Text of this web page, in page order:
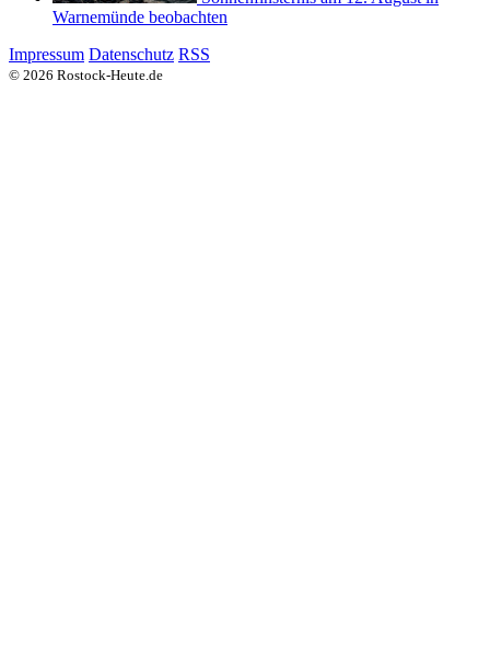
Warnemünde beobachten
Impressum Datenschutz RSS
© 2026 Rostock-Heute.de